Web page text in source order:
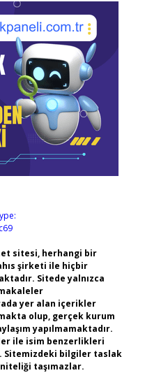
sitesi, herhangi bir
şirketi ile hiçbir
Sitede yalnızca
yer alan içerikler
olup, gerçek kurum
yapılmamaktadır.
ile isim benzerlikleri
Sitemizdeki bilgiler taslak
taşımazlar.